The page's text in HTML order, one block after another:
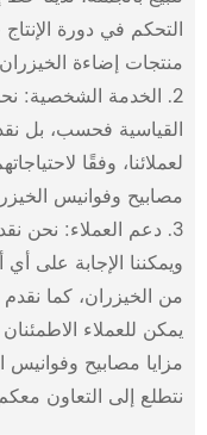
التحكم في دورة
منتجات إضاءة
2. الخدمة الشخصية:
القياسية فحسب، بل
لعملائنا، وفقًا
مصابيح وفوانيس
3. دعم العملاء: نحن
ويمكننا الإجابة على
من الخيزران، كما
يمكن للعملاء
مزايا مصابيح
نتطلع إلى التعاون